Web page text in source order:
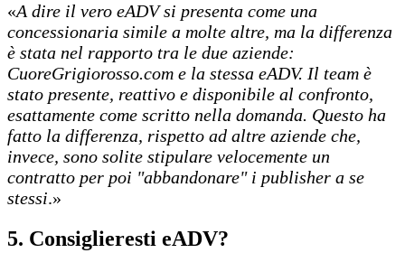
«A dire il vero eADV si presenta come una
concessionaria simile a molte altre, ma la differenza
è stata nel rapporto tra le due aziende:
CuoreGrigiorosso.com e la stessa eADV. Il team è
stato presente, reattivo e disponibile al confronto,
esattamente come scritto nella domanda. Questo ha
fatto la differenza, rispetto ad altre aziende che,
invece, sono solite stipulare velocemente un
contratto per poi "abbandonare" i publisher a se
stessi.»
5. Consiglieresti eADV?